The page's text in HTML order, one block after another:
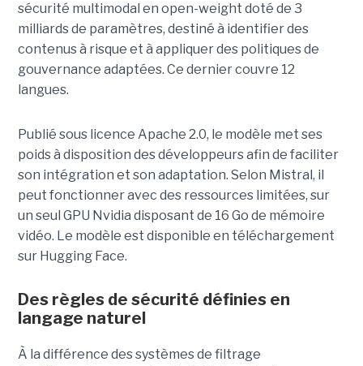
sécurité multimodal en open-weight doté de 3
milliards de paramètres, destiné à identifier des
contenus à risque et à appliquer des politiques de
gouvernance adaptées. Ce derniercouvre 12
langues.
Publié sous licence Apache 2.0, le modèle met ses
poids à disposition des développeurs afin de faciliter
son intégration et son adaptation. Selon Mistral, il
peut fonctionner avec des ressources limitées, sur
un seul GPU Nvidia disposant de 16 Go de mémoire
vidéo. Le modèle est disponible en téléchargement
sur Hugging Face.
Des règles de sécurité définies en
langage naturel
À la différence des systèmes de filtrage